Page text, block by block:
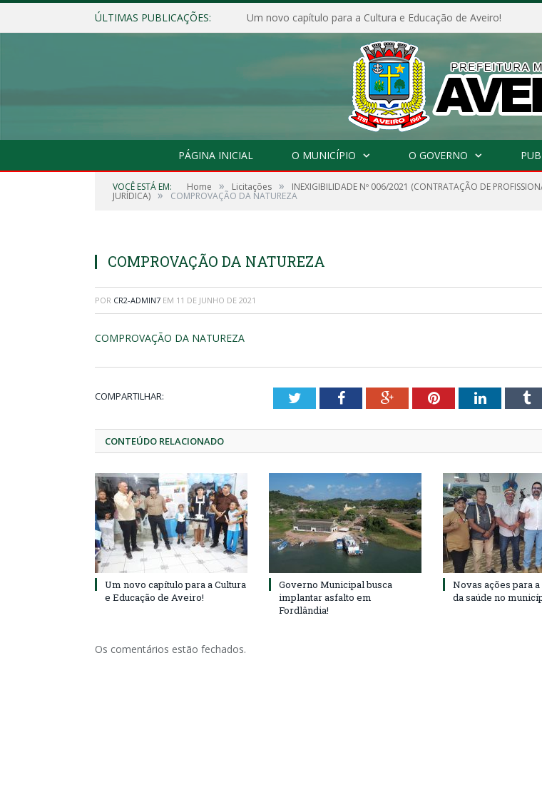
ÚLTIMAS PUBLICAÇÕES: Um novo capítulo para a Cultura e Educação de Aveiro!
PÁGINA INICIAL O MUNICÍPIO O GOVERNO
VOCÊ ESTÁ EM: Home » Licitações » INEXIGIBILIDADE Nº 006/2021 (CONTRATAÇÃO DE
JURÍDICA) » COMPROVAÇÃO DA NATUREZA
COMPROVAÇÃO DA NATUREZA
POR CR2-ADMIN7 EM 11 DE JUNHO DE 2021
COMPROVAÇÃO DA NATUREZA
COMPARTILHAR: TwitterFacebookGoogle+PinterestLinkedIn
CONTEÚDO RELACIONADO
Um novo capítulo para a Cultura
e Educação de Aveiro!
Governo Municipal busca
implantar asfalto em
Fordlândia!
Novas ações para
da saúde no
Os comentários estão fechados.